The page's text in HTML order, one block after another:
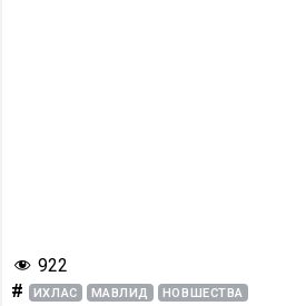
922
# ИХЛАС МАВЛИД НОВШЕСТВА